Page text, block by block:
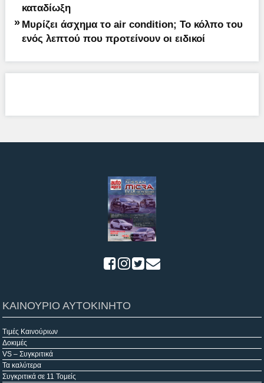
καταδίωξη
» Μυρίζει άσχημα το air condition; Το κόλπο του
ενός λεπτού που προτείνουν οι ειδικοί
ΚΑΙΝΟΥΡΙΟ ΑΥΤΟΚΙΝΗΤΟ
Τιμές Καινούριων
Δοκιμές
VS – Συγκριτικά
Τα καλύτερα
Συγκριτικά σε 11 Τομείς